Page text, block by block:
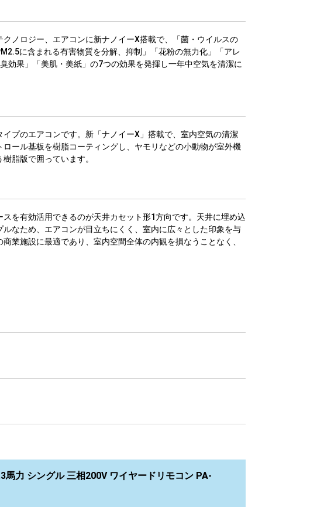
ノロジー、エアコンに新ナノイーX搭載で、「菌・ウイルスの
に含まれる有害物質を分解、抑制」「花粉の無力化」「アレ
効果」「美肌・美紙」の7つの効果を発揮し一年中空気を清潔に
プのエアコンです。新「ナノイーX」搭載で、室内空気の清潔
ール基板を樹脂コーティングし、ヤモリなどの小動物が室外機
脂版で囲っています。
を有効活用できるのが天井カセット形1方向です。天井に埋め込
ルなため、エアコンが目立ちにくく、室内に広々とした印象を与
業施設に最適であり、室内空間全体の内観を損なうことなく、
力 シングル 三相200V ワイヤードリモコン PA-